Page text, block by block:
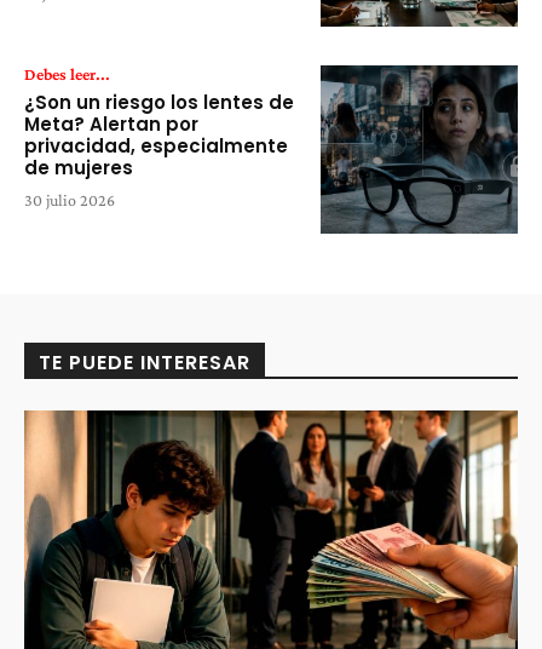
Debes leer...
¿Son un riesgo los lentes de
Meta? Alertan por
privacidad, especialmente
de mujeres
30 julio 2026
TE PUEDE INTERESAR